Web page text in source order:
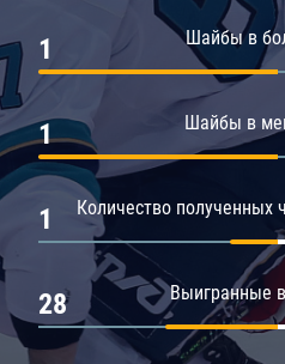
Амур
Барыс
Салават Юлаев
Шайбы в
1
Шайбы в
1
Количество полученных
1
Выигранные
28